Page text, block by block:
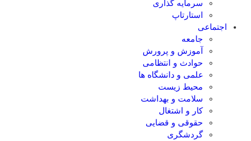
سرمایه گذاری
استارتاپ
اجتماعی
جامعه
آموزش و پرورش
حوادث و انتظامی
علمی و دانشگاه ها
محیط زیست
سلامت و بهداشت
کار و اشتغال
حقوقی و قضایی
گردشگری